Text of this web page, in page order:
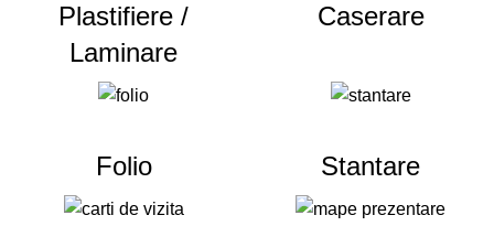
Plastifiere /
Laminare
Caserare
Folio Stantare